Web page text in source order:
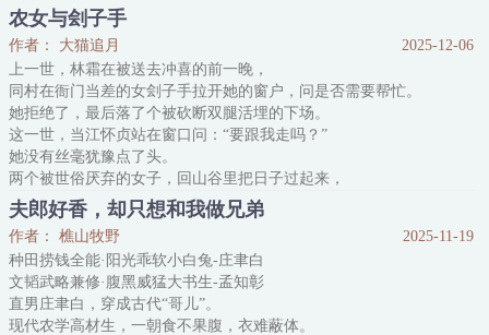
门的另外一边，那是一个破破烂烂的茅草屋，屋内有一个受伤发烧等
死的俊美青年。
沈昱，别的不会，解决发烧症状他还是会一点，毕竟没点求生手段，
他也坚持不到末世三年。
能在末世这种恶劣环境下存活的，没点手段早就被人啃的骨头渣子都
不剩。
秦宴，受伤
农女与刽子手
作者： 大猫追月
2025-12-06
上一世，林霜在被送去冲喜的前一晚，
同村在衙门当差的女刽子手拉开她的窗户，问是否需要帮忙。
她拒绝了，最后落了个被砍断双腿活埋的下场。
这一世，当江怀贞站在窗口问：“要跟我走吗？”
她没有丝毫犹豫点了头。
两个被世俗厌弃的女子，回山谷里把日子过起来，
林霜凭借前世记忆采药卖酱饼，忙着赚钱养家，
孤傲清冷的刽子手也没闲着，编竹筐熏腊肉，跟着忙前忙后。
砌暖炕，盖新房，从食不果腹到吃香喝辣，
看着两人把日子过得红红火火，昔时逼她冲喜的大伯母在院里哭
闹：“凭什么这煞星过得这么好？”
……
夫郎好香，却只想和我做兄弟
作者： 樵山牧野
2025-11-19
种田捞钱全能·阳光乖软小白兔-庄聿白
文韬武略兼修·腹黑威猛大书生-孟知彰
直男庄聿白，穿成古代“哥儿”。
现代农学高材生，一朝食不果腹，衣难蔽体。